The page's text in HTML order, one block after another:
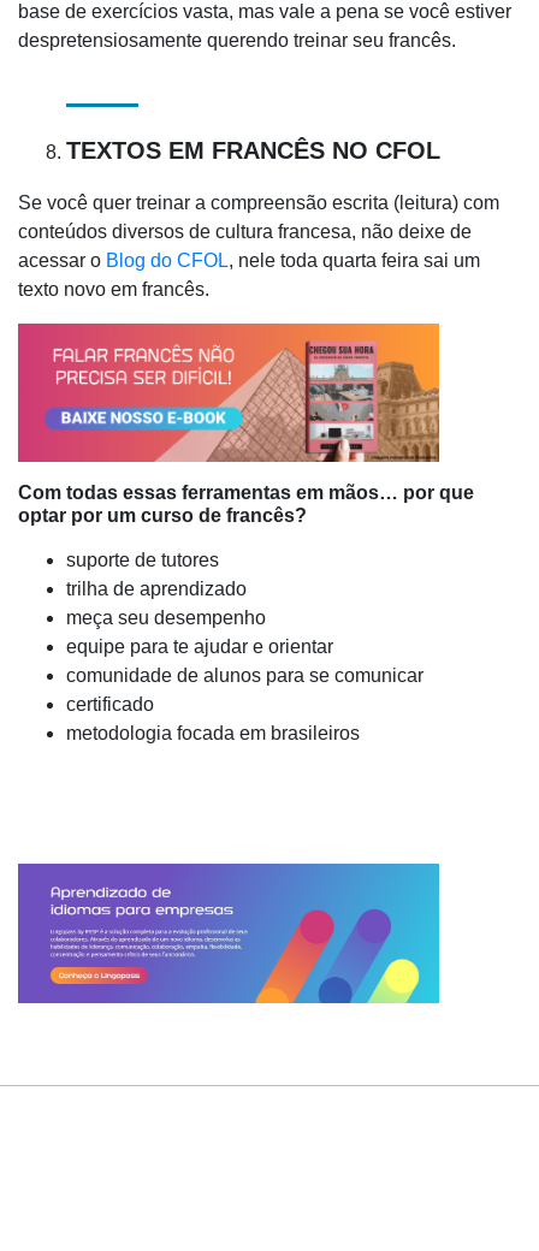
base de exercícios vasta, mas vale a pena se você estiver
despretensiosamente querendo treinar seu francês.
TEXTOS EM FRANCÊS NO CFOL
Se você quer treinar a compreensão escrita (leitura) com
conteúdos diversos de cultura francesa, não deixe de
acessar o Blog do CFOL, nele toda quarta feira sai um
texto novo em francês.
Com todas essas ferramentas em mãos… por que
optar por um curso de francês?
suporte de tutores
trilha de aprendizado
meça seu desempenho
equipe para te ajudar e orientar
comunidade de alunos para se comunicar
certificado
metodologia focada em brasileiros